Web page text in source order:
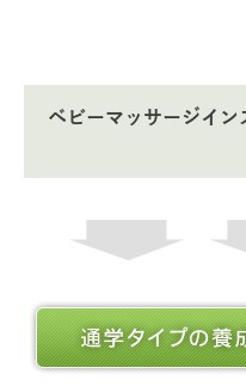
ベビーマッサージイ